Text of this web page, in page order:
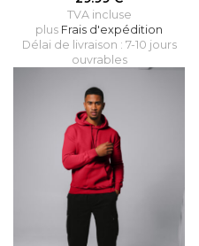
TVA incluse
plus Frais d'expédition
Délai de livraison : 7-10 jours
ouvrables